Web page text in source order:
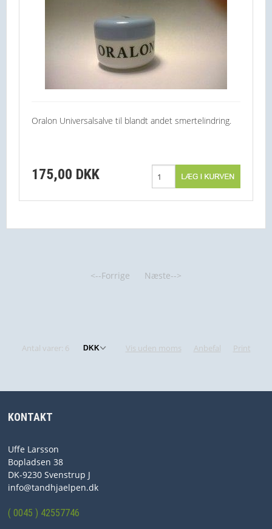
Oralon Universalsalve til blandt andet smertelindring.
175,00 DKK
<--Forrige Næste-->
Antal varer: 6 Vis uden moms Anbefal Print
KONTAKT
Uffe Larsson
Bopladsen 38
DK-9230 Svenstrup J
info@tandhjaelpen.dk
( 0045 ) 42557746